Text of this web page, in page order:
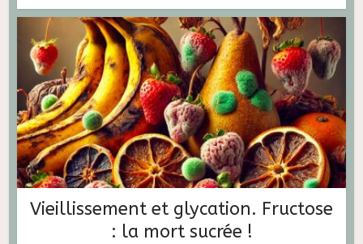
Vieillissement et glycation. Fructose
: la mort sucrée !